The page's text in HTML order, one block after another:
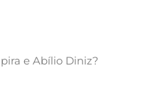
e Abílio Diniz?